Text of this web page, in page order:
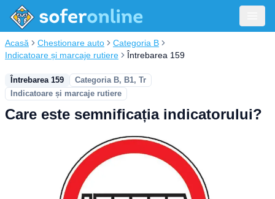
Acasă Chestionare auto
Categoria B
Indicatoare și marcaje rutiere
Întrebarea 159
Întrebarea 159
Categoria B, B1, Tr
Indicatoare și marcaje rutiere
Care este semnificația indicatorului?